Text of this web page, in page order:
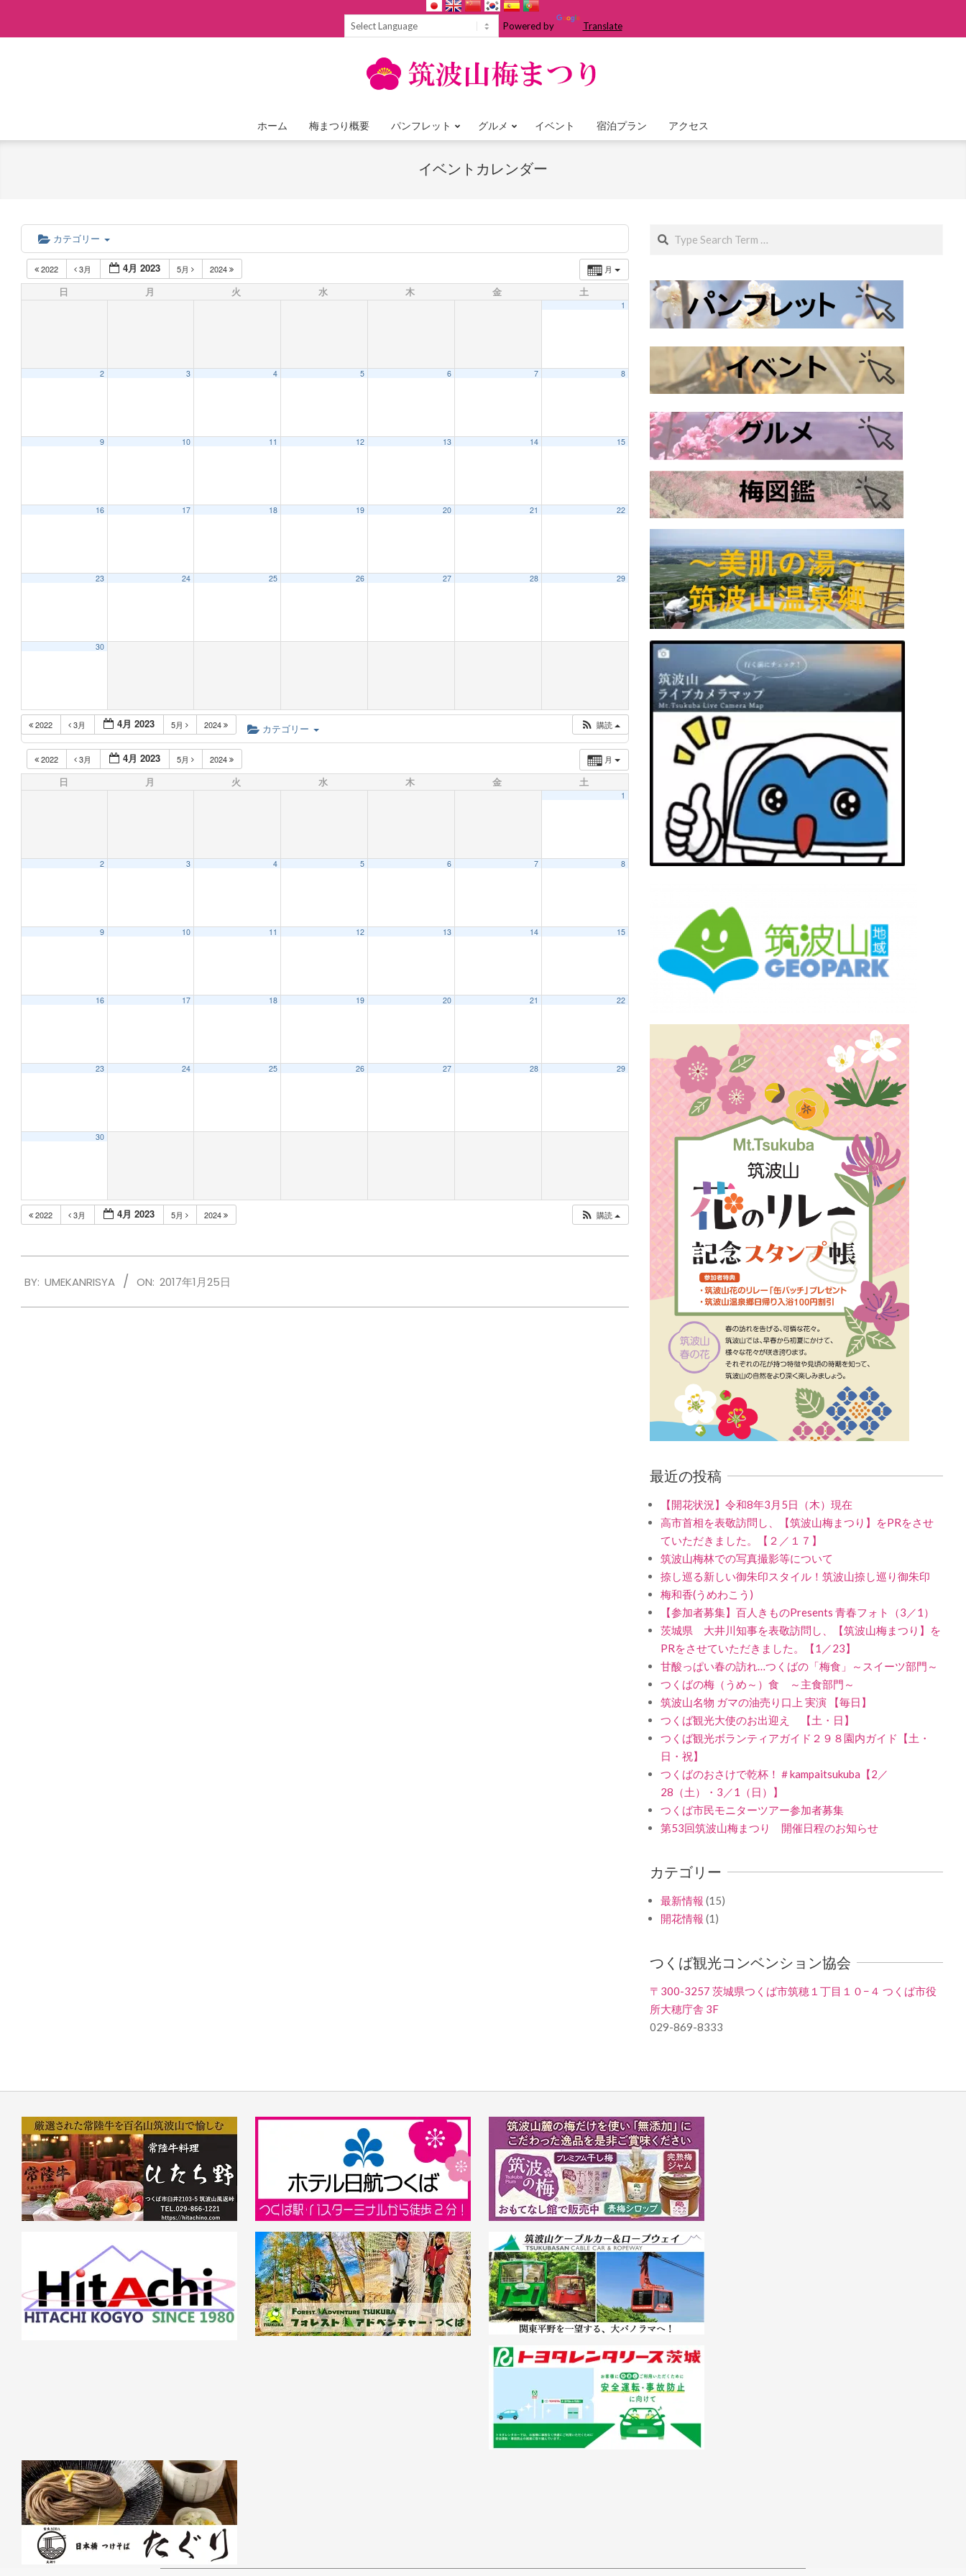
Powered by Translate
Primary
Menu
ホーム 梅まつり概要 パンフレット グルメ イベント 宿泊プラン アクセス
イベントカレンダー
カテゴリー
月
2022 3月 4月 2023 5月 2024
日 月 火 水 木 金 土
1
2 3 4 5 6 7 8
9 10 11 12 13 14 15
16 17 18 19 20 21 22
23 24 25 26 27 28 29
30
2022 3月 4月 2023 5月 2024 購読
カテゴリー
月
2022 3月 4月 2023 5月 2024
日 月 火 水 木 金 土
1
2 3 4 5 6 7 8
9 10 11 12 13 14 15
16 17 18 19 20 21 22
23 24 25 26 27 28 29
30
2022 3月 4月 2023 5月 2024 購読
01-
BY: UMEKANRISYA ON: 2017年1月25日
Search
最近の投稿
【開花状況】令和8年3月5日（木）現在
高市首相を表敬訪問し、【筑波山梅まつり】をPRをさせ
ていただきました。【２／１７】
筑波山梅林での写真撮影等について
捺し巡る新しい御朱印スタイル！筑波山捺し巡り御朱印
梅和香(うめわこう)
【参加者募集】百人きものPresents 青春フォト（3／1）
茨城県 大井川知事を表敬訪問し、【筑波山梅まつり】を
PRをさせていただきました。【1／23】
甘酸っぱい春の訪れ…つくばの「梅食」～スイーツ部門～
つくばの梅（うめ～）食 ～主食部門～
筑波山名物 ガマの油売り口上 実演 【毎日】
つくば観光大使のお出迎え 【土・日】
つくば観光ボランティアガイド２９８園内ガイド【土・
日・祝】
つくばのおさけで乾杯！＃kampaitsukuba【2／
28（土）・3／1（日）】
つくば市民モニターツアー参加者募集
第53回筑波山梅まつり 開催日程のお知らせ
カテゴリー
最新情報 (15)
開花情報 (1)
つくば観光コンベンション協会
〒300-3257 茨城県つくば市筑穂１丁目１０−４ つくば市役
所大穂庁舎 3F
029-869-8333